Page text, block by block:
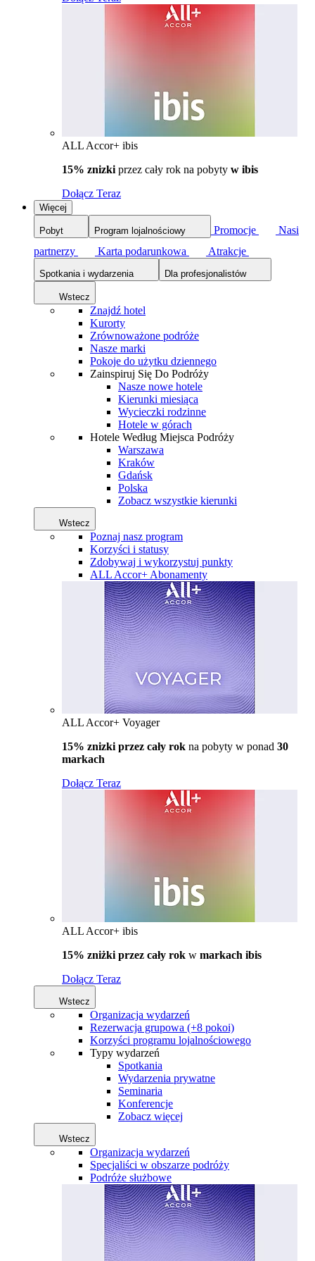
ALL Accor+ ibis
15% znizki przez cały rok na pobyty w ibis
Dołącz Teraz
Więcej
Pobyt Program lojalnościowy Promocje
Nasi
partnerzy
Karta podarunkowa Atrakcje
Spotkania i wydarzenia Dla profesjonalistów
Wstecz
Znajdź hotel
Kurorty
Zrównoważone podróże
Nasze marki
Pokoje do użytku dziennego
Zainspiruj Się Do Podróży
Nasze nowe hotele
Kierunki miesiąca
Wycieczki rodzinne
Hotele w górach
Hotele Według Miejsca Podróży
Warszawa
Kraków
Gdańsk
Polska
Zobacz wszystkie kierunki
Wstecz
Poznaj nasz program
Korzyści i statusy
Zdobywaj i wykorzystuj punkty
ALL Accor+ Abonamenty
ALL Accor+ Voyager
15% znizki przez cały rok na pobyty w ponad 30
markach
Dołącz Teraz
ALL Accor+ ibis
15% zniżki przez cały rok w markach ibis
Dołącz Teraz
Wstecz
Organizacja wydarzeń
Rezerwacja grupowa (+8 pokoi)
Korzyści programu lojalnościowego
Typy wydarzeń
Spotkania
Wydarzenia prywatne
Seminaria
Konferencje
Zobacz więcej
Wstecz
Organizacja wydarzeń
Specjaliści w obszarze podróży
Podróże służbowe